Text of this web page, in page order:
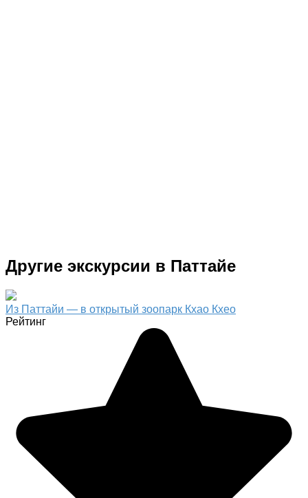
Другие экскурсии в Паттайе
Из Паттайи — в открытый зоопарк Кхао Кхео
Рейтинг